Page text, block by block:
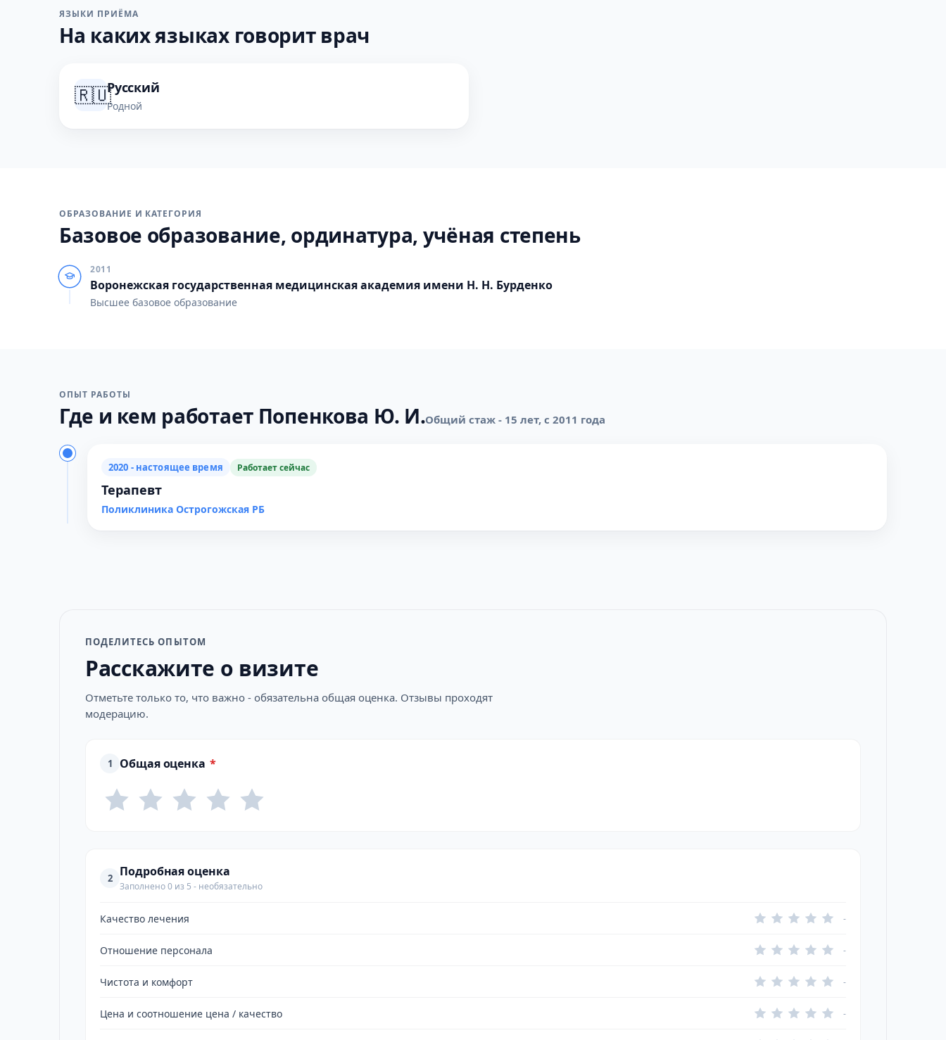
ЯЗЫКИ ПРИЁМА
На каких языках говорит врач
🇷🇺Русский
Родной
ОБРАЗОВАНИЕ И КАТЕГОРИЯ
Базовое образование, ординатура, учёная степень
2011
Воронежская государственная медицинская академия имени Н. Н. Бурденко
Высшее базовое образование
ОПЫТ РАБОТЫ
Где и кем работает Попенкова Ю. И.Общий стаж - 15 лет, с 2011 года
2020 - настоящее время Работает сейчас
Терапевт
Поликлиника Острогожская РБ
ПОДЕЛИТЕСЬ ОПЫТОМ
Расскажите о визите
Отметьте только то, что важно - обязательна общая оценка. Отзывы проходят
модерацию.
1 Общая оценка *
2 Подробная оценка
Заполнено 0 из 5 - необязательно
Качество лечения -
Отношение персонала -
Чистота и комфорт -
Цена и соотношение цена / качество -